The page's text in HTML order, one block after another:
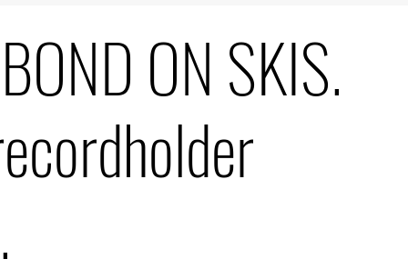
ON SKIS.